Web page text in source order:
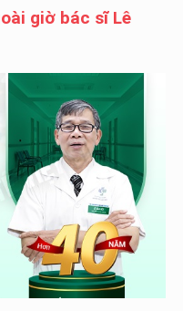
giờ bác sĩ Lê